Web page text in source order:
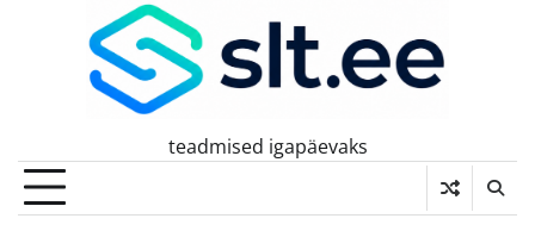
teadmised igapäevaks